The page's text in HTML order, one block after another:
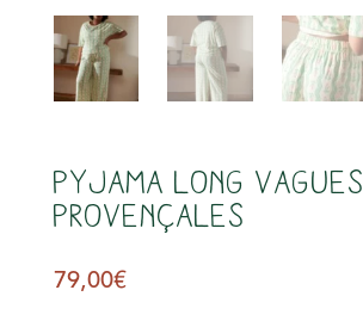
PYJAMA LONG Vagues
Provençales
79,00€